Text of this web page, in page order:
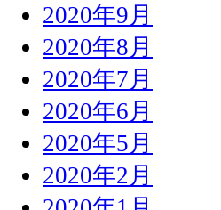
2020年9月
2020年8月
2020年7月
2020年6月
2020年5月
2020年2月